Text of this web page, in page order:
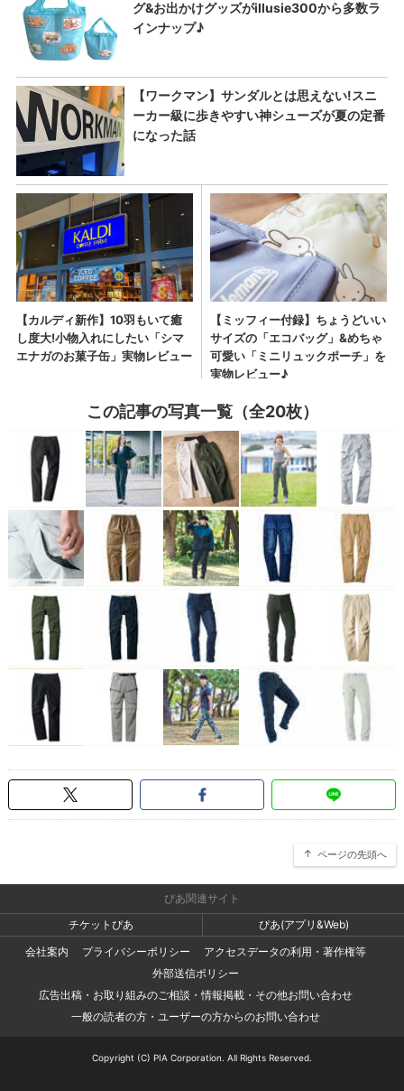
この記事の写真一覧（全20枚）
ページの先頭へ
ぴあ関連サイト
チケットぴあ
ぴあ(アプリ&Web)
会社案内
プライバシーポリシー
アクセスデータの利用・著作権等
外部送信ポリシー
広告出稿・お取り組みのご相談・情報掲載・その他お問い合わせ
一般の読者の方・ユーザーの方からのお問い合わせ
Copyright (C) PIA Corporation. All Rights Reserved.